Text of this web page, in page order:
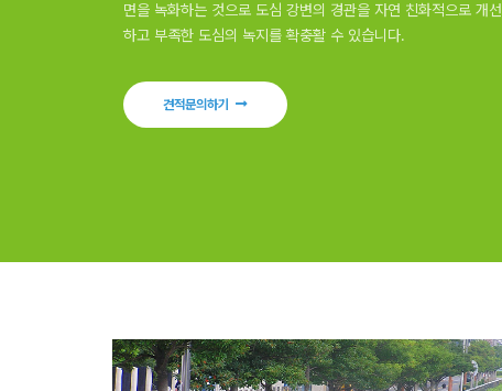
면을 녹화하는 것으로 도심 강변의 경관을 자연 친화적으로 개선
하고 부족한 도심의 녹지를 확충활 수 있습니다.
견적문의하기